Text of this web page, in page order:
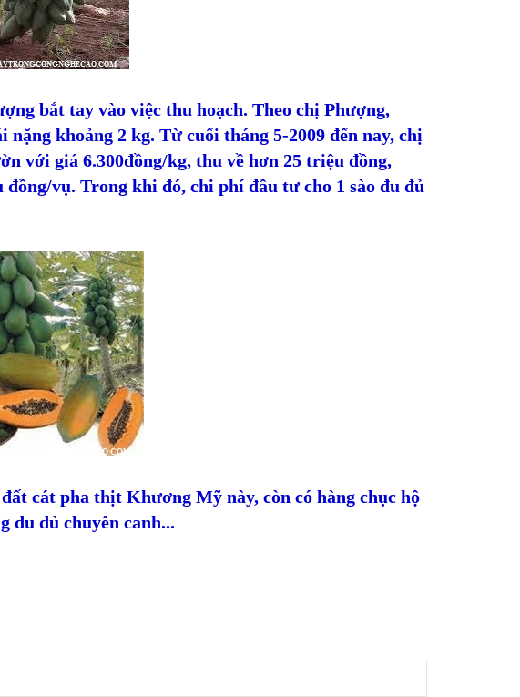
bắt tay vào việc thu hoạch. Theo chị Phượng,
khoảng 2 kg. Từ cuối tháng 5-2009 đến nay, chị
với giá 6.300đồng/kg, thu về hơn 25 triệu đồng,
vụ. Trong khi đó, chi phí đầu tư cho 1 sào đu đủ
cát pha thịt Khương Mỹ này, còn có hàng chục hộ
đu đủ chuyên canh...